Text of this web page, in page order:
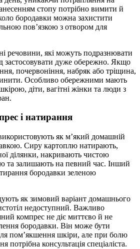
стопу потрібно вимити й
бородавки можна захистити
пов’язкою з отвором для
речовини, які можуть подразнювати
застосовувати дуже обережно. Якщо
почервоніння, набряк або тріщина,
Особливо обережними мають
діти, вагітні жінки та люди з
і натирання
як м’який домашній
Сиру картоплю натирають,
ділянки, накривають чистою
та залишають на певний час. Інший
бородавки зеленою
як зимовий варіант домашнього
недоступний. Важливо
компрес не діє миттєво й не
бородавки. Він може бути
пом’якшення шкіри, але при болю
потрібна консультація спеціаліста.